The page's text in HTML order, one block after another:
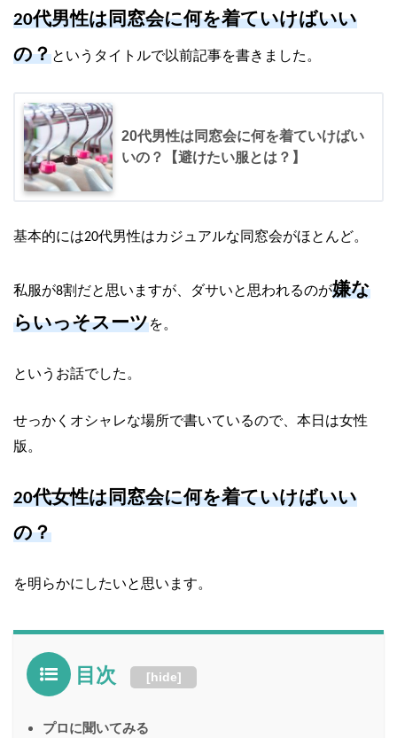
20代男性は同窓会に何を着ていけばいい
の？というタイトルで以前記事を書きました。
20代男性は同窓会に何を着ていけばい
いの？【避けたい服とは？】
基本的には20代男性はカジュアルな同窓会がほとんど。
私服が8割だと思いますが、ダサいと思われるのが嫌な
らいっそスーツを。
というお話でした。
せっかくオシャレな場所で書いているので、本日は女性
版。
20代女性は同窓会に何を着ていけばいい
の？
を明らかにしたいと思います。
目次 [hide]
プロに聞いてみる